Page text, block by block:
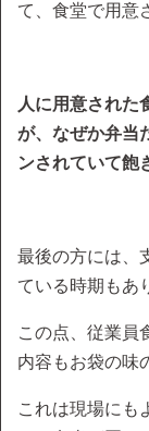
て、食堂で用意
人に用意された
が、なぜか弁当
ンされていて飽
最後の方には、
ている時期もあ
この点、従業員
内容もお袋の味
これは現場にも